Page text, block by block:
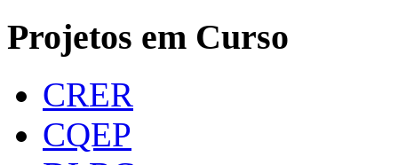
Projetos em Curso
CRER
CQEP